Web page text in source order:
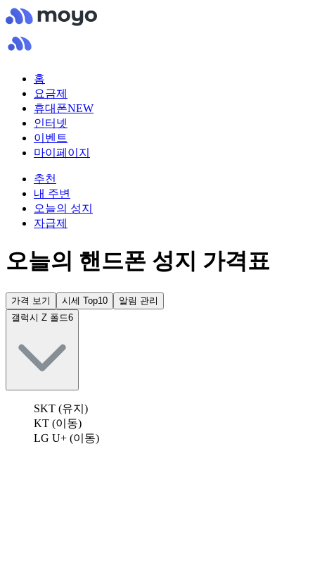
홈
요금제
휴대폰NEW
인터넷
이벤트
마이페이지
추천
내 주변
오늘의 성지
자급제
오늘의 핸드폰 성지 가격표
가격 보기 시세 Top10
알림 관리
갤럭시 Z 폴드6
SKT (유지)
KT (이동)
LG U+ (이동)